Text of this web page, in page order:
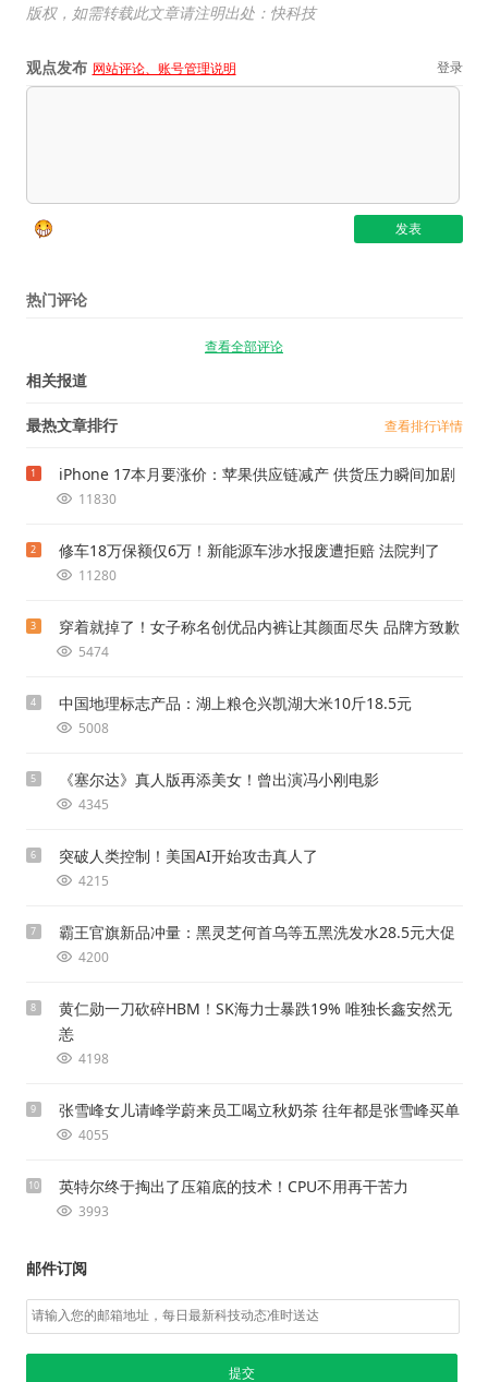
版权，如需转载此文章请注明出处：快科技
观点发布 网站评论、账号管理说明 登录
热门评论
查看全部评论
相关报道
最热文章排行 查看排行详情
1 iPhone 17本月要涨价：苹果供应链减产 供货压力瞬间加剧
11830
2 修车18万保额仅6万！新能源车涉水报废遭拒赔 法院判了
11280
3 穿着就掉了！女子称名创优品内裤让其颜面尽失 品牌方致歉
5474
4 中国地理标志产品：湖上粮仓兴凯湖大米10斤18.5元
5008
5 《塞尔达》真人版再添美女！曾出演冯小刚电影
4345
6 突破人类控制！美国AI开始攻击真人了
4215
7 霸王官旗新品冲量：黑灵芝何首乌等五黑洗发水28.5元大促
4200
8
黄仁勋一刀砍碎HBM！SK海力士暴跌19% 唯独长鑫安然无
恙
4198
9 张雪峰女儿请峰学蔚来员工喝立秋奶茶 往年都是张雪峰买单
4055
10 英特尔终于掏出了压箱底的技术！CPU不用再干苦力
3993
邮件订阅